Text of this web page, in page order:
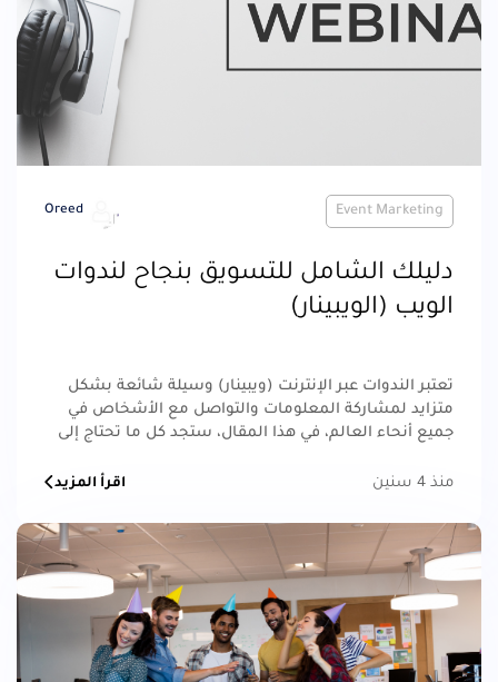
Event Marketing
Oreed
دليلك الشامل للتسويق بنجاح لندوات
الويب (الويبينار)
تعتبر الندوات عبر الإنترنت (ويبينار) وسيلة شائعة بشكل
متزايد لمشاركة المعلومات والتواصل مع الأشخاص في
جميع أنحاء العالم، في هذا المقال، ستجد كل ما تحتاج إلى
منذ 4 سنين
اقرأ المزيد